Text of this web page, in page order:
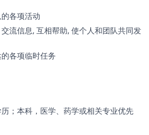
各项活动
流信息, 互相帮助, 使个人和团队共同发
各项临时任务
；本科，医学、药学或相关专业优先